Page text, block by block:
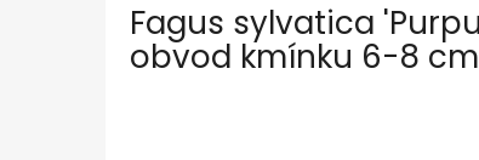
Fagus sylvatica
obvod kmínku 6-8